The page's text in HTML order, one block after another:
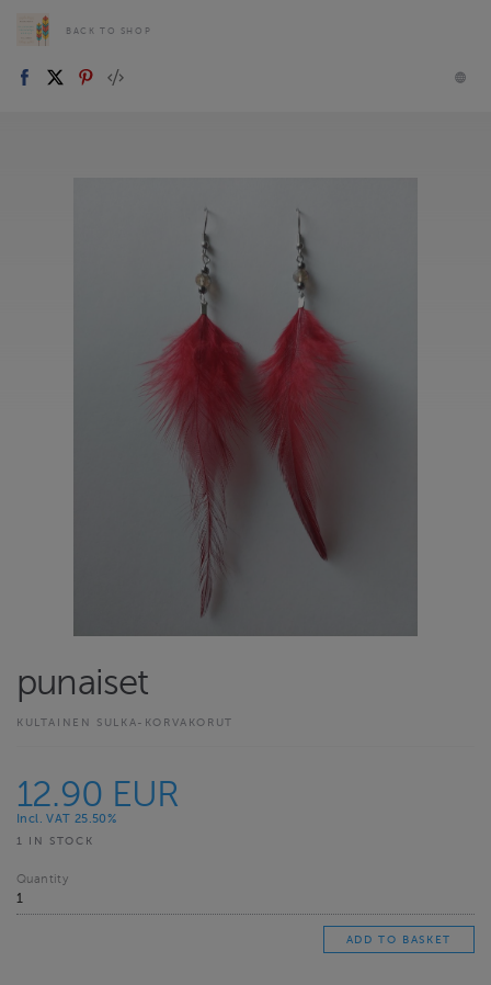
BACK TO SHOP
punaiset
KULTAINEN SULKA-KORVAKORUT
12.90 EUR
Incl. VAT 25.50%
1 IN STOCK
Quantity